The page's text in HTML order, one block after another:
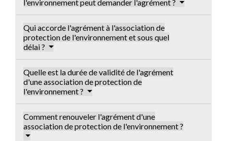
l'environnement peut demander l'agrément ?
Qui accorde l'agrément à l'association de
protection de l'environnement et sous quel
délai ?
Quelle est la durée de validité de l'agrément
d'une association de protection de
l'environnement ?
Comment renouveler l'agrément d'une
association de protection de l'environnement ?